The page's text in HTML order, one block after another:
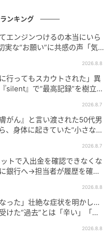
ンキング
エンジンつけるの本当にいら
実な“お願い”に共感の声「気
2026.8.8
行ってもスカウトされた」異
silent』で“最高記録”を樹立し
2026.8.7
がん』と言い渡された50代男
、身体に起きていた“小さな異
2026.8.7
トで入出金を確認できなくな
銀行へ→担当者が履歴を確認
2026.8.8
った」壮絶な症状を明かし…
けた“過去”とは「辛い」「苦
2026.8.8